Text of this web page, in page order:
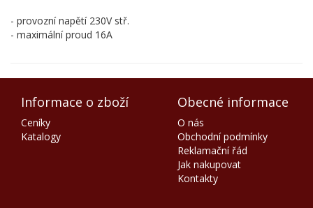
- provozní napětí 230V stř.
- maximální proud 16A
Informace o zboží
Ceníky
Katalogy
Obecné informace
O nás
Obchodní podmínky
Reklamační řád
Jak nakupovat
Kontakty